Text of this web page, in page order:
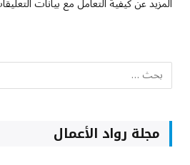
مجلة رواد الأعمال